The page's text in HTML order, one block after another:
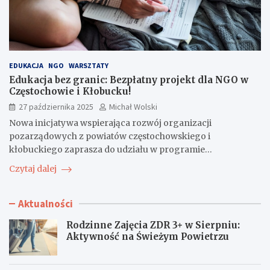
EDUKACJA NGO WARSZTATY
Edukacja bez granic: Bezpłatny projekt dla NGO w
Częstochowie i Kłobucku!
27 października 2025
Michał Wolski
Nowa inicjatywa wspierająca rozwój organizacji
pozarządowych z powiatów częstochowskiego i
kłobuckiego zaprasza do udziału w programie…
Czytaj dalej
Aktualności
Rodzinne Zajęcia ZDR 3+ w Sierpniu:
Aktywność na Świeżym Powietrzu